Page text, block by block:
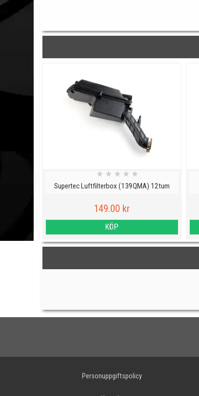
Supertec Luftfilterbox (139QMA) 12tum
★ ★ ★ ★ ★
149.00 kr
KÖP
Personuppgiftspolicy